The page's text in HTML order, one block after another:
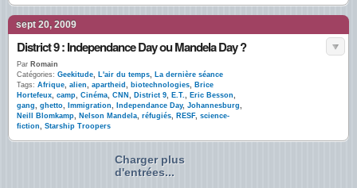
sept 20, 2009
District 9 : Independance Day ou Mandela Day ?
Par Romain
Catégories: Geekitude, L'air du temps, La dernière séance
Tags: Afrique, alien, apartheid , biotechnologies, Brice
Hortefeux, camp, Cinéma, CNN , District 9, E.T., Eric Besson,
gang, ghetto, Immigration, Independance Day, Johannesburg,
Neill Blomkamp, Nelson Mandela, réfugiés, RESF, science-
fiction, Starship Troopers
Charger plus
d'entrées...